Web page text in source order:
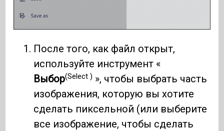
После того, как файл открыт,
используйте инструмент «
Выбор(Select ) », чтобы выбрать часть
изображения, которую вы хотите
сделать пиксельной (или выберите
все изображение, чтобы сделать